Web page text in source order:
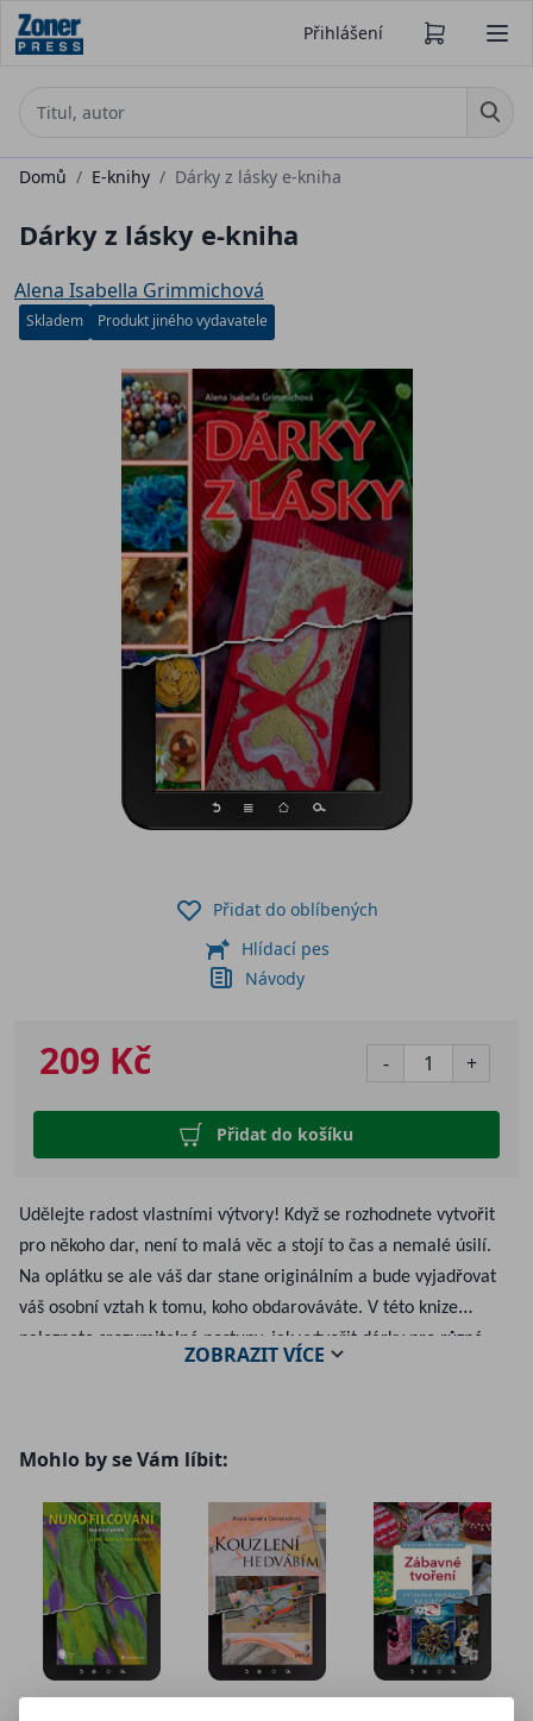
Přihlášení
Domů / E-knihy / Dárky z lásky e-kniha
Dárky z lásky e-kniha
Alena Isabella Grimmichová
Skladem Produkt jiného vydavatele
209 Kč - +
Přidat do košíku
Přidat do oblíbených
Hlídací pes
Návody
Udělejte radost vlastními výtvory! Když se rozhodnete vytvořit
pro někoho dar, není to malá věc a stojí to čas a nemalé úsilí.
Na oplátku se ale váš dar stane originálním a bude vyjadřovat
váš osobní vztah k tomu, koho obdarováváte. V této knize
naleznete srozumitelné postupy, jak vytvořit dárky pro různé
vás povedou. Tvoření je tedy otevřené velkým i malým!
ZOBRAZITVÍCE
Mohlo by se Vám líbit:
Nunofilcová
Kouzlení s
Zábavné